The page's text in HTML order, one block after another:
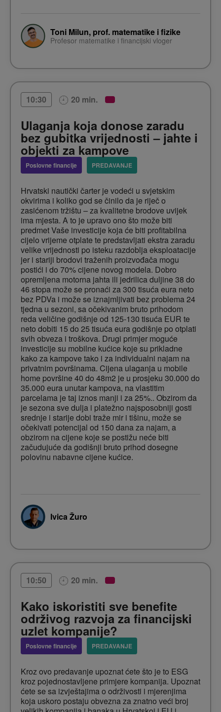
Uvidjeti važnost ulaganja za svoju budućnost
Pitanja na koje će ova tema dati odgovore:
Koliki je utjecaj “sidrenja” na financijsko
zadovoljstvo?
Zašto je važno paziti na svaki cent
Zašto je važno platiti budućem sebi
Toni Milun, prof. matematike i fizike
Profesor matematike i financijski vloger
10:30 20 min.
Ulaganja koja donose zaradu
bez gubitka vrijednosti – jahte i
objekti za kampove
Poslovne financije PREDAVANJE
Hrvatski nautički čarter je vodeći u svjetskim
okvirima i koliko god se činilo da je riječ o
zasićenom tržištu – za kvalitetne brodove uvijek
ima mjesta. A to je upravo ono što može biti
predmet Vaše investicije koja će biti profitabilna
cijelo vrijeme otplate te predstavljati ekstra zaradu
velike vrijednosti po isteku razdoblja eksploatacije
jer i stariji brodovi traženih proizvođača mogu
postići i do 70% cijene novog modela. Dobro
opremljena motorna jahta ili jedrilica duljine 38 do
46 stopa može se pronaći za 300 tisuća eura neto
bez PDVa i može se iznajmljivati bez problema 24
tjedna u sezoni, sa očekivanim bruto prihodom
reda veličine godišnje od 125-130 tisuća EUR te
neto dobiti 15 do 25 tisuća eura godišnje po otplati
svih obveza i troškova. Drugi primjer moguće
investicije su mobilne kućice koje su prikladne
kako za kampove tako i za individualni najam na
privatnim površinama. Cijena ulaganja u mobile
home površine 40 do 48m2 je u prosjeku 30.000 do
35.000 eura unutar kampova, na vlastitim
parcelama je taj iznos manji i za 25%.. Obzirom da
je sezona sve dulja i platežno najsposobniji gosti
srednje i starije dobi traže mir i tišinu, može se
očekivati potencijal od 150 dana za najam, a
obzirom na cijene koje se postižu neće biti
začudujuće da godišnji bruto prihod dosegne
polovinu nabavne cijene kućice.
Ivica Žuro
10:50 20 min.
Kako iskoristiti sve benefite
održivog razvoja za financijski
uzlet kompanije?
Poslovne financije PREDAVANJE
Kroz ovo predavanje upoznat ćete što je to ESG
kroz pojednostavljene primjere kompanija. Upoznat
ćete se sa izvještajima o održivosti i mjerenjima
koja uskoro postaju obvezna za znatno veći broj